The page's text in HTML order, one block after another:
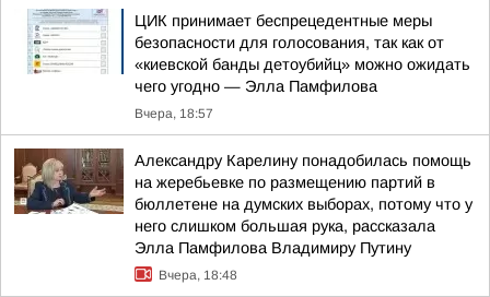
ЦИК принимает беспрецедентные меры
безопасности для голосования, так как от
«киевской банды детоубийц» можно ожидать
чего угодно — Элла Памфилова
Вчера, 18:57
Александру Карелину понадобилась помощь
на жеребьевке по размещению партий в
бюллетене на думских выборах, потому что у
него слишком большая рука, рассказала
Элла Памфилова Владимиру Путину
Вчера, 18:48